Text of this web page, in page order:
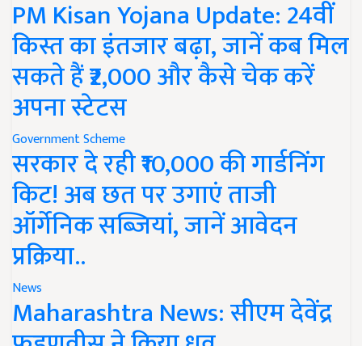
PM Kisan Yojana Update: 24वीं
किस्त का इंतजार बढ़ा, जानें कब मिल
सकते हैं ₹2,000 और कैसे चेक करें
अपना स्टेटस
Government Scheme
सरकार दे रही ₹10,000 की गार्डनिंग
किट! अब छत पर उगाएं ताजी
ऑर्गेनिक सब्जियां, जानें आवेदन
प्रक्रिया..
News
Maharashtra News: सीएम देवेंद्र